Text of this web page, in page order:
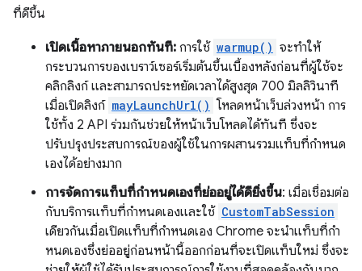
ที่ดีขึ้น
เปิดเนื้อหาภายนอกทันที: การใช้ warmup() จะทำให้
กระบวนการของเบราว์เซอร์เริ่มต้นขึ้นเบื้องหลังก่อนที่ผู้ใช้จะ
คลิกลิงก์ และสามารถประหยัดเวลาได้สูงสุด 700 มิลลิวินาที
เมื่อเปิดลิงก์ mayLaunchUrl() โหลดหน้าเว็บล่วงหน้า การ
ใช้ทั้ง 2 API ร่วมกันช่วยให้หน้าเว็บโหลดได้ทันที ซึ่งจะ
ปรับปรุงประสบการณ์ของผู้ใช้ในการผสานรวมแท็บที่กำหนด
เองได้อย่างมาก
การจัดการแท็บที่กำหนดเองที่ย่ออยู่ได้ดียิ่งขึ้น: เมื่อเชื่อมต่อ
กับบริการแท็บที่กำหนดเองและใช้ CustomTabSession
เดียวกันเมื่อเปิดแท็บที่กำหนดเอง Chrome จะนําแท็บที่กํา
หนดเองซึ่งย่ออยู่ก่อนหน้านี้ออกก่อนที่จะเปิดแท็บใหม่ ซึ่งจะ